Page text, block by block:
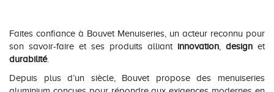
Faites confiance à Bouvet Menuiseries, un acteur reconnu pour
son savoir-faire et ses produits alliant innovation design et
durabilité.
Depuis plus d’un siècle, Bouvet propose des menuiseries